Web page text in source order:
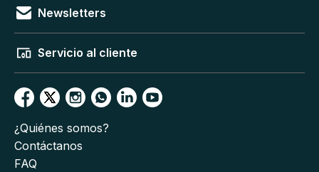
Newsletters
Servicio al cliente
¿Quiénes somos?
Contáctanos
FAQ